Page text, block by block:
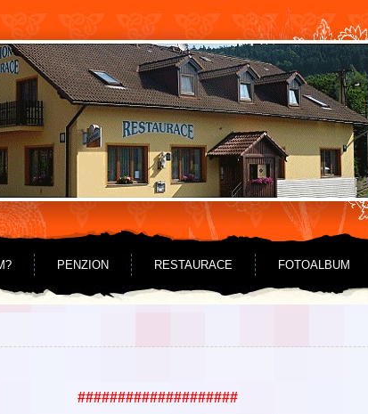
PENZION RESTAURACE FOTOALBUM
####################